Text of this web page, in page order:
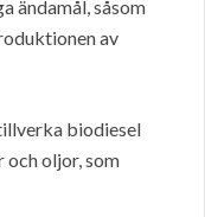
ändamål, såsom
av
biodiesel
oljor, som